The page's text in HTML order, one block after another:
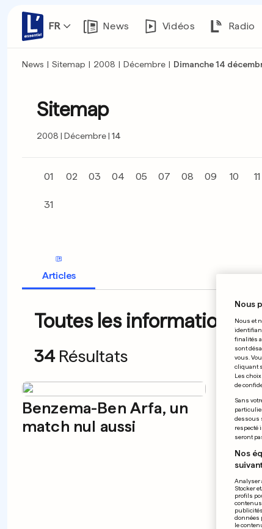
FR News Vidéos Radio
News | Sitemap | 2008 | Décembre | Dimanche 14
Sitemap
2008 Décembre 14
01 02 03 04 05 07 08 09 10 11
31
Articles
Toutes les informations
34 Résultats
Benzema-Ben Arfa, un
match nul aussi
Nous
Nous et
finalités
sont
vous.
cliquant
Les
de
Sans
dessous
respecté
seront
Nos
Analyser
Stocker
profils
données
le